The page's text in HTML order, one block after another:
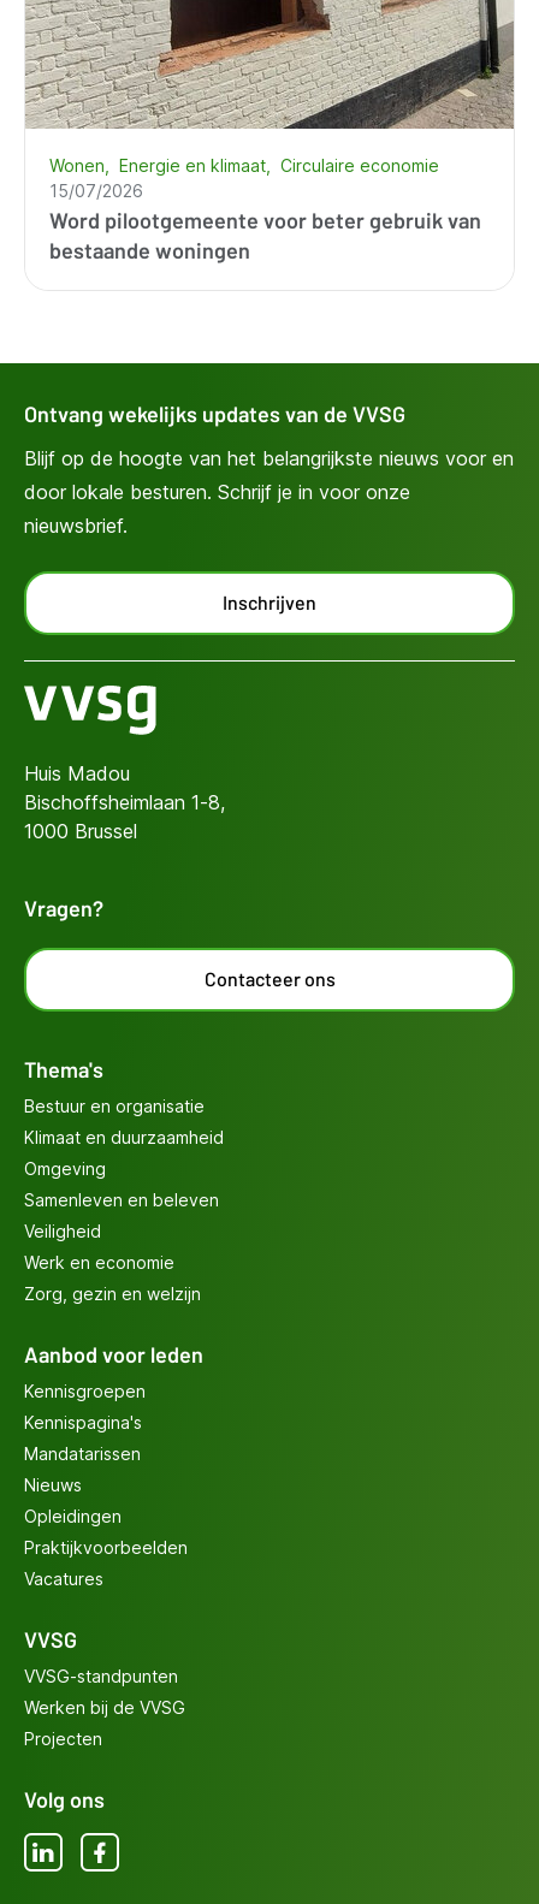
Word pilootgemeente voor beter gebruik van
bestaande woningen
Wonen Energie en klimaat
Circulaire economie
15/07/2026
Ontvang wekelijks updates van de VVSG
Blijf op de hoogte van het belangrijkste nieuws voor en
door lokale besturen. Schrijf je in voor onze
nieuwsbrief.
Inschrijven
Huis Madou
Bischoffsheimlaan 1-8,
1000 Brussel
Vragen?
Contacteer ons
Thema's
Bestuur en organisatie
Klimaat en duurzaamheid
Omgeving
Samenleven en beleven
Veiligheid
Werk en economie
Zorg, gezin en welzijn
Aanbod voor leden
Kennisgroepen
Kennispagina's
Mandatarissen
Nieuws
Opleidingen
Praktijkvoorbeelden
Vacatures
VVSG
VVSG-standpunten
Werken bij de VVSG
Projecten
Volg ons
LinkedInFacebook